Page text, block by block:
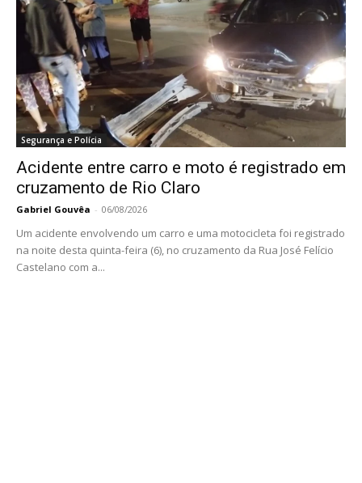
Segurança e Polícia
Acidente entre carro e moto é registrado em
cruzamento de Rio Claro
Gabriel Gouvêa - 06/08/2026
Um acidente envolvendo um carro e uma motocicleta foi registrado
na noite desta quinta-feira (6), no cruzamento da Rua José Felício
Castelano com a...